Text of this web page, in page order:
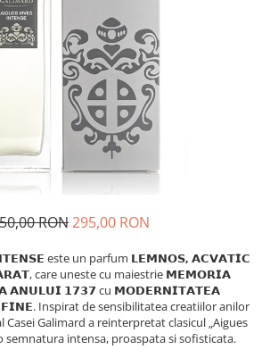
& Rezerve
Fose
RON295,00 RON
este un parfum 𝗟𝗘𝗠𝗡𝗢𝗦, 𝗔𝗖𝗩𝗔𝗧𝗜𝗖
, care uneste cu maiestrie 𝗠𝗘𝗠𝗢𝗥𝗜𝗔
𝗔𝗡𝗨𝗟𝗨𝗜 𝟭𝟳𝟯𝟳 cu 𝗠𝗢𝗗𝗘𝗥𝗡𝗜𝗧𝗔𝗧𝗘𝗔
. Inspirat de sensibilitatea creatiilor anilor
Casei Galimard a reinterpretat clasicul „Aigues
semnatura intensa, proaspata si sofisticata.